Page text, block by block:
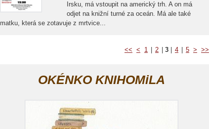
Irsku, má vstoupit na americký trh. A on má
odjet na knižní turné za oceán. Má ale také
matku, která se zotavuje z mrtvice...
<< < 1 2 3 4 5 > >>
OKÉNKO KNIHOMiLA